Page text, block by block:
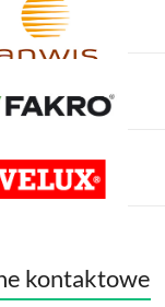
kontaktowe